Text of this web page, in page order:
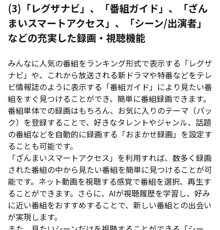
(3) 「レグザナビ」、「番組ガイド」、「ざん
まいスマートアクセス」、「シーン/出演者」
などの充実した録画・視聴機能
みんなに人気の番組をランキング形式で表示する「レグザ
ナビ」や、これから放送される新ドラマや特番などをテレ
ビ情報誌のように表示する「番組ガイド」により見たい番
組をすぐ見つけることができ、簡単に番組録画できます。
番組単体での録画はもちろん、お気に入りのテーマ（パッ
ク）を登録することで、好きなタレントやジャンル、話題
の番組などを自動的に録画する「おまかせ録画」を設定す
ることも可能です。
「ざんまいスマートアクセス」を利用すれば、数多く録画
された番組の中から見たい番組を簡単に見つけることが可
能です。ネット動画を視聴する感覚で番組を選択、再生す
ることができます。さらに、AIが視聴履歴を学習し、好み
に近い番組をおすすめすることで、新しい番組との出会い
が実現します。